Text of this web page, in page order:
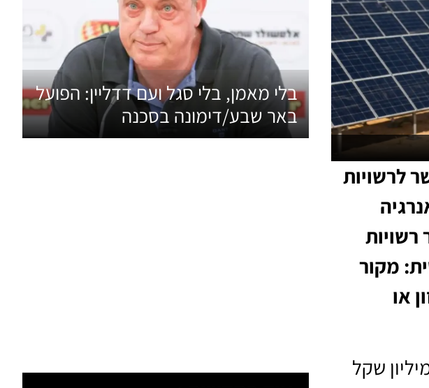
לרשויות
מקור
או
החוק, הרשות המקומית תוכל ליהנות מהכנסה של עד 30 מיליון שקל
בלי מאמן, בלי סגל ועם דדליין: הפועל
באר שבע/דימונה בסכנה